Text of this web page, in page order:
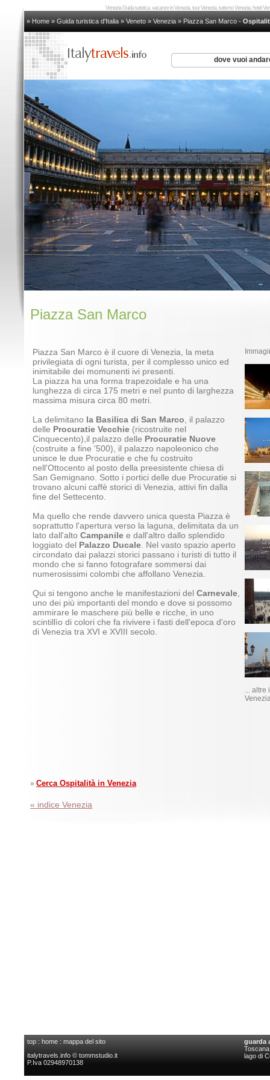
Venezia Guida turistica, vacanze in Venezia, tour Venezia, turismo Venezia, hotel
» Home » Guida turistica d'Italia » Veneto » Venezia » Piazza San Marco -
dove vuoi
Piazza San Marco
Piazza San Marco è il cuore di Venezia, la meta
privilegiata di ogni turista, per il complesso unico ed
inimitabile dei momunenti ivi presenti.
La piazza ha una forma trapezoidale e ha una
lunghezza di circa 175 metri e nel punto di larghezza
massima misura circa 80 metri.
La delimitano la Basilica di San Marco , il palazzo
delle Procuratie Vecchie (ricostruite nel
Cinquecento),il palazzo delle Procuratie Nuove
(costruite a fine '500), il palazzo napoleonico che
unisce le due Procuratie e che fu costruito
nell'Ottocento al posto della preesistente chiesa di
San Gemignano. Sotto i portici delle due Procuratie si
trovano alcuni caffè storici di Venezia, attivi fin dalla
fine del Settecento.
Ma quello che rende davvero unica questa Piazza è
soprattutto l'apertura verso la laguna, delimitata da un
lato dall'alto Campanile e dall'altro dallo splendido
loggiato del Palazzo Ducale . Nel vasto spazio aperto
circondato dai palazzi storici passano i turisti di tutto il
mondo che si fanno fotografare sommersi dai
numerosissimi colombi che affollano Venezia.
Qui si tengono anche le manifestazioni del Carnevale
uno dei più importanti del mondo e dove si possomo
ammirare le maschere più belle e ricche, in uno
scintillìo di colori che fa rivivere i fasti dell'epoca d'oro
di Venezia tra XVI e XVIII secolo.
... altre
» Cerca Ospitalità in Venezia
« indice Venezia
top : home : mappa del sito
italytravels.info © tommstudio.it
P.Iva 02948970138
guarda
lago di